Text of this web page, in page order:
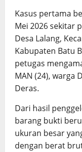
Kasus pertama
Mei 2026 sekitar
Desa Lalang,
Kabupaten Batu
petugas
MAN (24), warga
Deras.
Dari hasil
barang bukti
ukuran besar
dengan berat